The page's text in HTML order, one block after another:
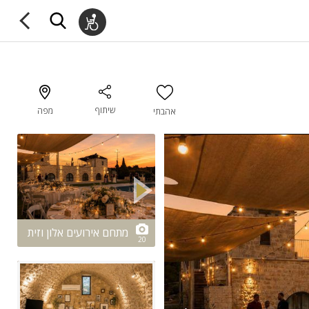
אהבתי שיתוף מפה
2/20
20 מתחם אירועים אלון וזית